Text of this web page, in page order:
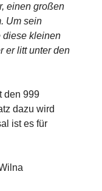
einen großen
Um sein
diese kleinen
er litt unter den
den 999
dazu wird
ist es für